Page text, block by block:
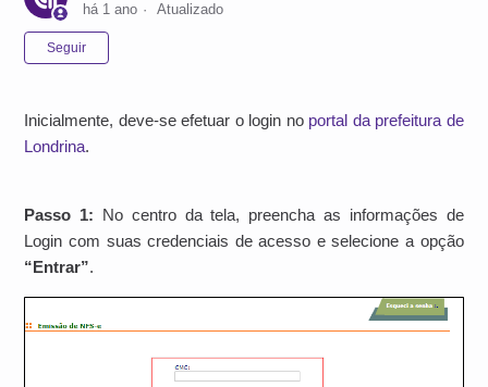
há 1 ano Atualizado
Seguir
Inicialmente, deve-se efetuar o login no portal da prefeitura de
Londrina.
Passo 1: No centro da tela, preencha as informações de
Login com suas credenciais de acesso e selecione a opção
“Entrar”.